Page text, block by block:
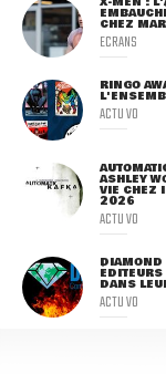
CHEZ
ECRANS
RINGO
ACTU VO
ASHLEY
VIE CHEZ
2026
ACTU VO
DIAMOND
DANS
ACTU VO